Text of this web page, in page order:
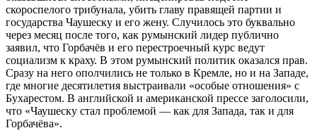
скороспелого трибунала, убить главу правящей партии и
государства Чаушеску и его жену. Случилось это буквально
через месяц после того, как румынский лидер публично
заявил, что Горбачёв и его перестроечный курс ведут
социализм к краху. В этом румынский политик оказался прав.
Сразу на него ополчились не только в Кремле, но и на Западе,
где многие десятилетия выстраивали «особые отношения» с
Бухарестом. В английской и американской прессе заголосили,
что «Чаушеску стал проблемой — как для Запада, так и для
Горбачёва».